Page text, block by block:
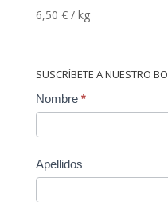
6,50 € / kg
SUSCRÍBETE A NUESTRO
Contact
Nombre *
Apellidos